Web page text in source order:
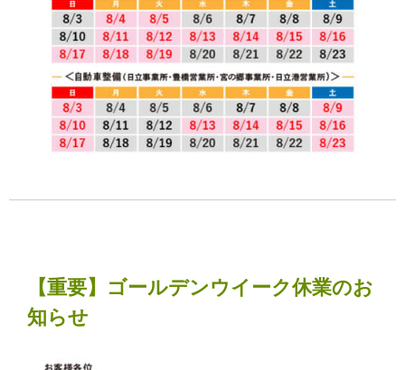
【重要】ゴールデンウイーク休業のお
知らせ